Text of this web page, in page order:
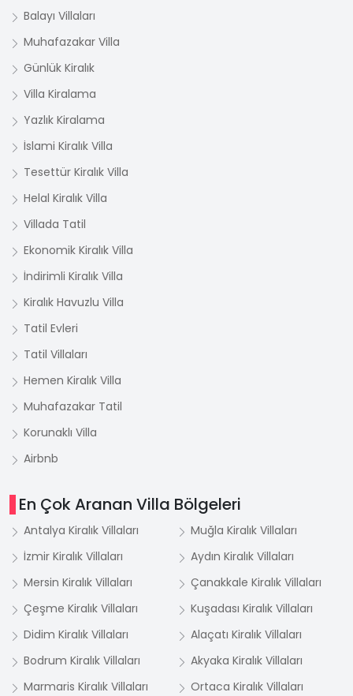
Balayı Villaları
Muhafazakar Villa
Günlük Kiralık
Villa Kiralama
Yazlık Kiralama
İslami Kiralık Villa
Tesettür Kiralık Villa
Helal Kiralık Villa
Villada Tatil
Ekonomik Kiralık Villa
İndirimli Kiralık Villa
Kiralık Havuzlu Villa
Tatil Evleri
Tatil Villaları
Hemen Kiralık Villa
Muhafazakar Tatil
Korunaklı Villa
Airbnb
En Çok Aranan Villa Bölgeleri
Antalya Kiralık Villaları
Muğla Kiralık Villaları
İzmir Kiralık Villaları
Aydın Kiralık Villaları
Mersin Kiralık Villaları
Çanakkale Kiralık Villaları
Çeşme Kiralık Villaları
Kuşadası Kiralık Villaları
Didim Kiralık Villaları
Alaçatı Kiralık Villaları
Bodrum Kiralık Villaları
Akyaka Kiralık Villaları
Marmaris Kiralık Villaları
Ortaca Kiralık Villaları